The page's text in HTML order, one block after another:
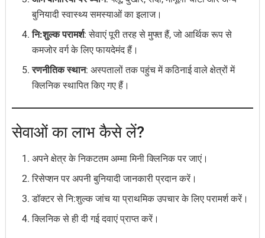
बुनियादी स्वास्थ्य समस्याओं का इलाज।
नि:शुल्क परामर्श: सेवाएं पूरी तरह से मुफ्त हैं, जो आर्थिक रूप से
कमजोर वर्ग के लिए फायदेमंद हैं।
रणनीतिक स्थान: अस्पतालों तक पहुंच में कठिनाई वाले क्षेत्रों में
क्लिनिक स्थापित किए गए हैं।
सेवाओं का लाभ कैसे लें?
अपने क्षेत्र के निकटतम अम्मा मिनी क्लिनिक पर जाएं।
रिसेप्शन पर अपनी बुनियादी जानकारी प्रदान करें।
डॉक्टर से नि:शुल्क जांच या प्राथमिक उपचार के लिए परामर्श करें।
क्लिनिक से ही दी गई दवाएं प्राप्त करें।